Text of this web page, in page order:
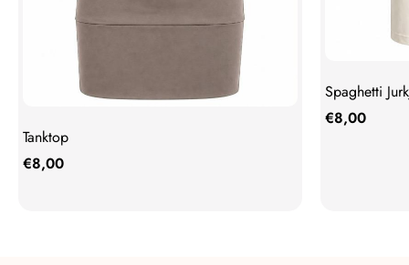
Tanktop
€8,00
Spaghetti
€8,00